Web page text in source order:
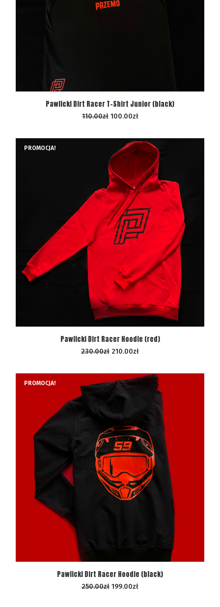
WYBIERZ OPCJE
Pawlicki Dirt Racer T-Shirt Junior (black)
110.00zł 100.00zł
PROMOCJA!
WYBIERZ OPCJE
Pawlicki Dirt Racer Hoodie (red)
230.00zł 210.00zł
PROMOCJA!
WYBIERZ OPCJE
Pawlicki Dirt Racer Hoodie (black)
250.00zł 199.00zł